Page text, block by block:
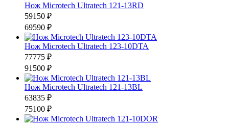
Нож Microtech Ultratech 121-13RD
59150 ₽
69590 ₽
Нож Microtech Ultratech 123-10DTA
77775 ₽
91500 ₽
Нож Microtech Ultratech 121-13BL
63835 ₽
75100 ₽